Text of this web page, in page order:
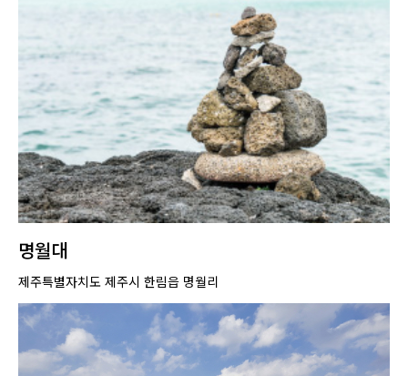
명월대
제주특별자치도 제주시 한림읍 명월리